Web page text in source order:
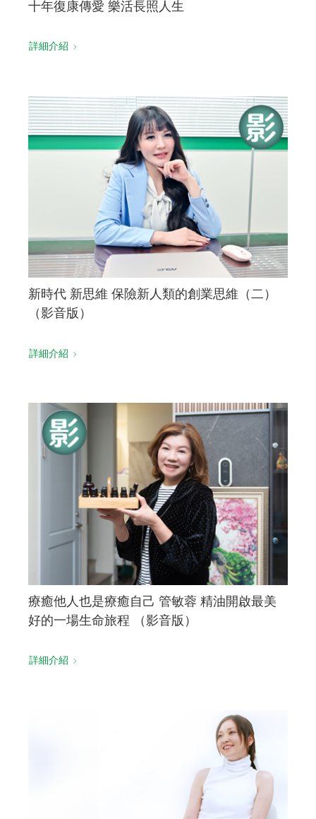
十年復康傳愛 樂活長照人生
詳細介紹
新時代 新思維 保險新人類的創業思維（二）
（影音版）
詳細介紹
療癒他人也是療癒自己 管敏蓉 精油開啟最美
好的一場生命旅程 （影音版）
詳細介紹